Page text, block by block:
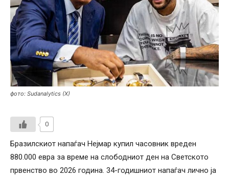
фото: Sudanalytics (X)
0
Бразилскиот напаѓач Нејмар купил часовник вреден
880.000 евра за време на слободниот ден на Светското
првенство во 2026 година. 34-годишниот напаѓач лично ја